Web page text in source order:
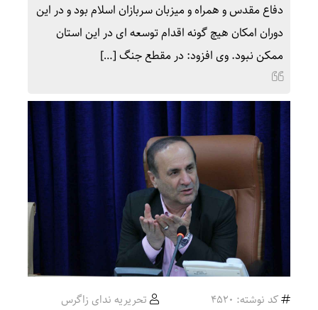
دفاع مقدس و همراه و میزبان سربازان اسلام بود و در این
دوران امکان هیچ گونه اقدام توسعه ای در این استان
ممکن نبود. وی افزود: در مقطع جنگ […]
کد نوشته: 4520
تحریریه ندای زاگرس